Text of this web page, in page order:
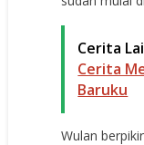
Cerita
Cerita
Baruku
Wulan